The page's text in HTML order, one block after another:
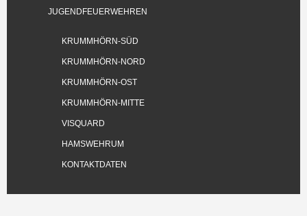
JUGENDFEUERWEHREN
KRUMMHÖRN-SÜD
KRUMMHÖRN-NORD
KRUMMHÖRN-OST
KRUMMHÖRN-MITTE
VISQUARD
HAMSWEHRUM
KONTAKTDATEN